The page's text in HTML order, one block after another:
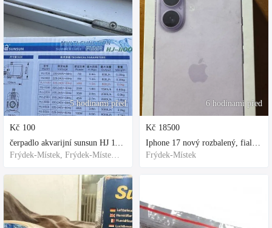
5 hodinami před
Kč 100
čerpadlo akvarijní sunsun HJ 1100
Frýdek-Místek, Frýdek-Místek District, Czechia
6 hodinami před
Kč 18500
Iphone 17 nový rozbalený, fialová, ochranne sklo a obal kupovane za 80
Frýdek-Místek